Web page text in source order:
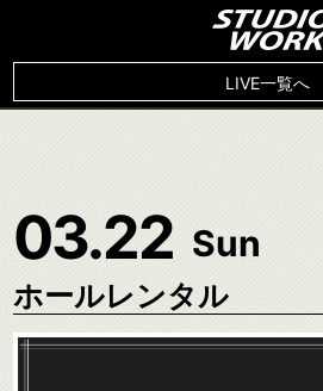
LIVE一覧へ
03.22 Sun
ホールレンタル